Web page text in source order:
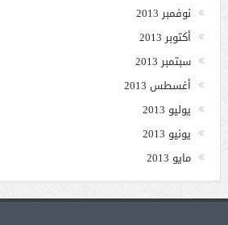
نوفمبر 2013
أكتوبر 2013
سبتمبر 2013
أغسطس 2013
يوليو 2013
يونيو 2013
مايو 2013